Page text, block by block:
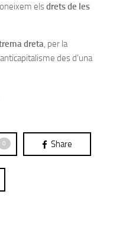
elsdrets de les
dreta, per la
des d’una
0 Share